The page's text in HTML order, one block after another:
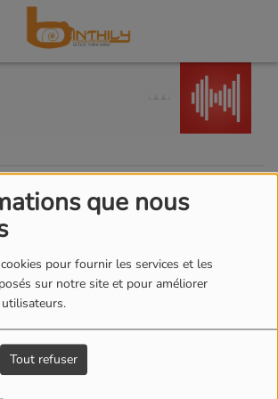
que nous
pour fournir les services et les
sur notre site et pour améliorer
Tout refuser